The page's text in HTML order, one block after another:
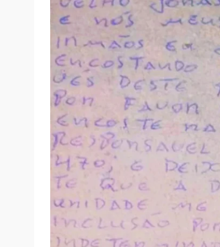
indeterminado em uma cela
O detento escreve ainda que na
uma cela de distância (leia uma